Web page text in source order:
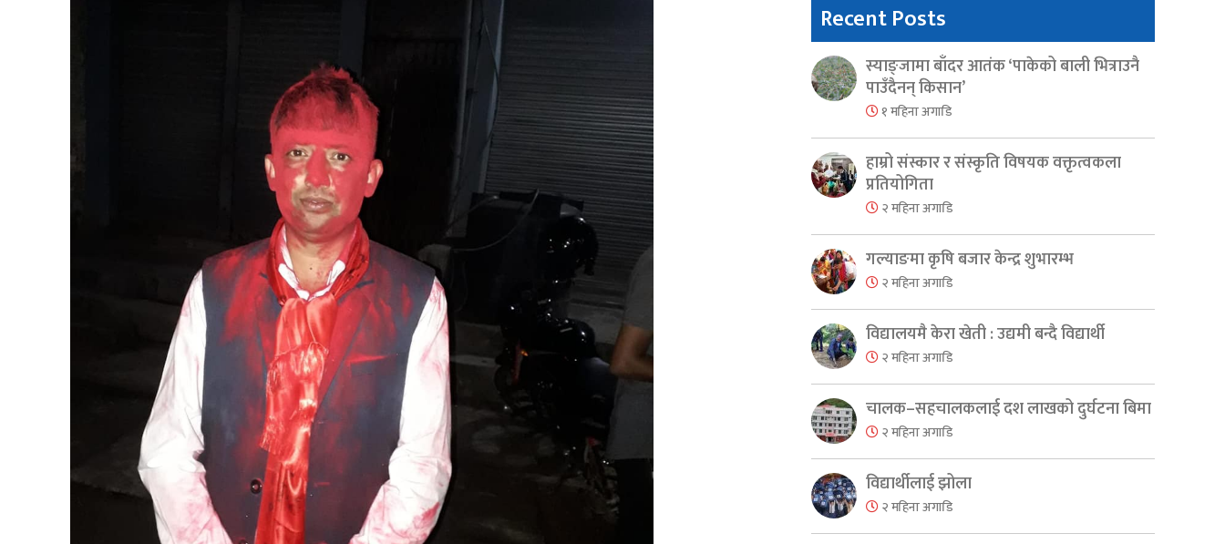
Recent Posts
स्याङ्जामा बाँदर आतंक ‘पाकेको बाली भित्राउनै
पाउँदैनन् किसान’
१ महिना अगाडि
हाम्रो संस्कार र संस्कृति विषयक वक्तृत्वकला
प्रतियोगिता
२ महिना अगाडि
गल्याङमा कृषि बजार केन्द्र शुभारम्भ
२ महिना अगाडि
विद्यालयमै केरा खेती : उद्यमी बन्दै विद्यार्थी
२ महिना अगाडि
चालक–सहचालकलाई दश लाखको दुर्घटना बिमा
२ महिना अगाडि
विद्यार्थीलाई झोला
२ महिना अगाडि